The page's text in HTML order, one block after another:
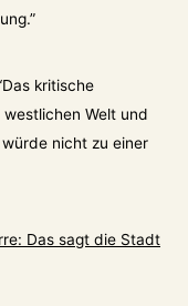
”
Das kritische
Welt und
nicht zu einer
Das sagt die Stadt